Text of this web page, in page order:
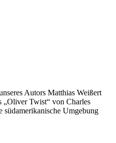
Autors Matthias Weißert
„Oliver Twist“ von Charles
Umgebung